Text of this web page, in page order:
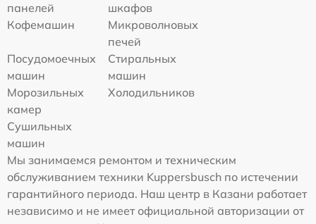
панелей
шкафов
Кофемашин
Микроволновых
печей
Посудомоечных
машин
Стиральных
машин
Морозильных
камер
Холодильников
Сушильных
машин
Мы занимаемся ремонтом и техническим
обслуживанием техники Kuppersbusch по истечении
гарантийного периода. Наш центр в Казани работает
независимо и не имеет официальной авторизации от